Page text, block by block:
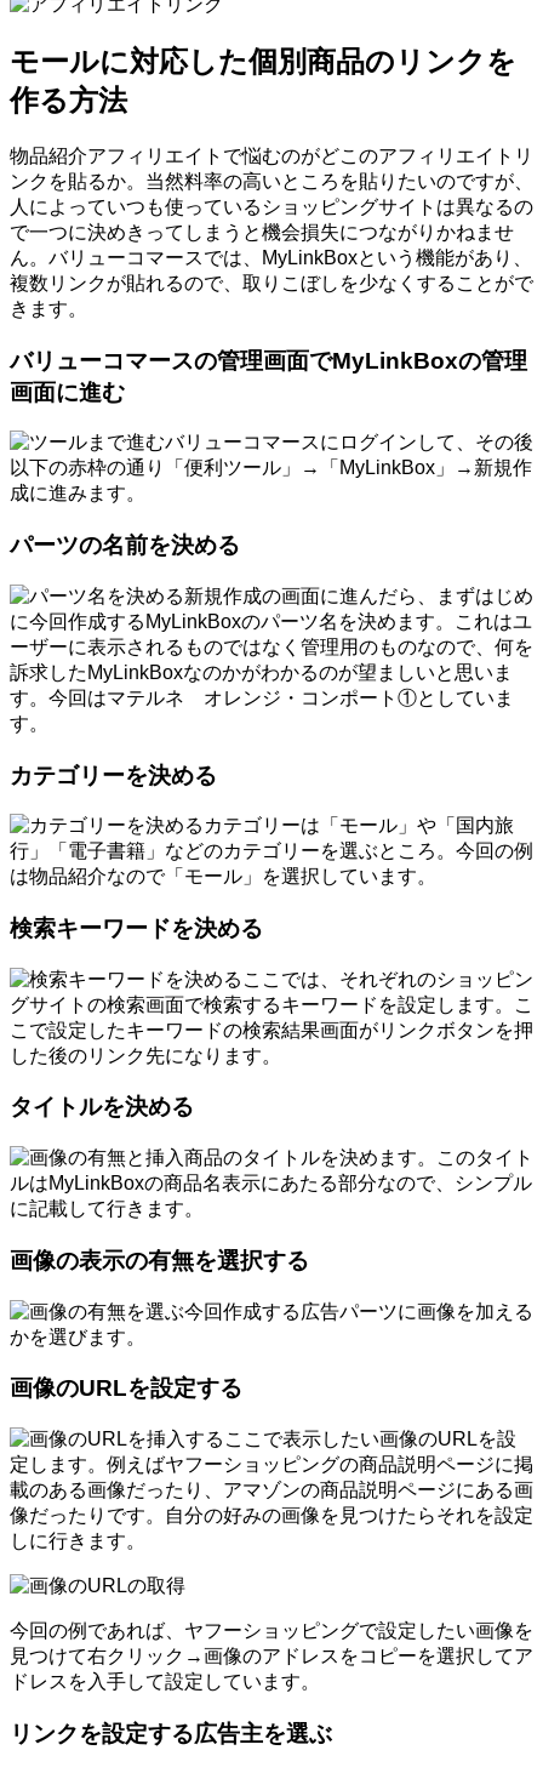
モールに対応した個別商品のリンクを
作る方法
物品紹介アフィリエイトで悩むのがどこのアフィリエイトリ
ンクを貼るか。当然料率の高いところを貼りたいのですが、
人によっていつも使っているショッピングサイトは異なるの
で一つに決めきってしまうと機会損失につながりかねませ
ん。バリューコマースでは、MyLinkBoxという機能があり、
複数リンクが貼れるので、取りこぼしを少なくすることがで
きます。
バリューコマースの管理画面でMyLinkBoxの管理
画面に進む
バリューコマースにログインして、その後
以下の赤枠の通り「便利ツール」→「MyLinkBox」→新規作
成に進みます。
パーツの名前を決める
新規作成の画面に進んだら、まずはじめ
に今回作成するMyLinkBoxのパーツ名を決めます。これはユ
ーザーに表示されるものではなく管理用のものなので、何を
訴求したMyLinkBoxなのかがわかるのが望ましいと思いま
す。今回はマテルネ オレンジ・コンポート①としていま
す。
カテゴリーを決める
カテゴリーは「モール」や「国内旅
行」「電子書籍」などのカテゴリーを選ぶところ。今回の例
は物品紹介なので「モール」を選択しています。
検索キーワードを決める
ここでは、それぞれのショッピン
グサイトの検索画面で検索するキーワードを設定します。こ
こで設定したキーワードの検索結果画面がリンクボタンを押
した後のリンク先になります。
タイトルを決める
商品のタイトルを決めます。このタイト
ルはMyLinkBoxの商品名表示にあたる部分なので、シンプル
に記載して行きます。
画像の表示の有無を選択する
今回作成する広告パーツに画像を加える
かを選びます。
画像のURLを設定する
ここで表示したい画像のURLを設
定します。例えばヤフーショッピングの商品説明ページに掲
載のある画像だったり、アマゾンの商品説明ページにある画
像だったりです。自分の好みの画像を見つけたらそれを設定
しに行きます。
今回の例であれば、ヤフーショッピングで設定したい画像を
見つけて右クリック→画像のアドレスをコピーを選択してア
ドレスを入手して設定しています。
リンクを設定する広告主を選ぶ